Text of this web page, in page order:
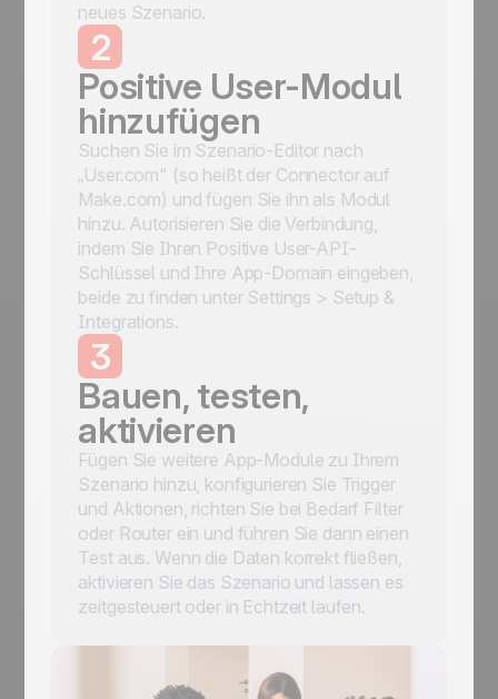
neues Szenario.
2
Positive User-Modul
hinzufügen
Suchen Sie im Szenario-Editor nach
„User.com" (so heißt der Connector auf
Make.com) und fügen Sie ihn als Modul
hinzu. Autorisieren Sie die Verbindung,
indem Sie Ihren Positive User-API-
Schlüssel und Ihre App-Domain eingeben,
beide zu finden unter Settings > Setup &
Integrations.
3
Bauen, testen,
aktivieren
Fügen Sie weitere App-Module zu Ihrem
Szenario hinzu, konfigurieren Sie Trigger
und Aktionen, richten Sie bei Bedarf Filter
oder Router ein und führen Sie dann einen
Test aus. Wenn die Daten korrekt fließen,
aktivieren Sie das Szenario und lassen es
zeitgesteuert oder in Echtzeit laufen.